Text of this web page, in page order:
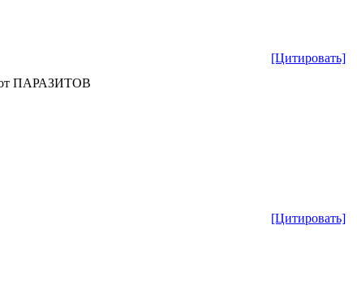
[Цитировать]
от ПАРАЗИТОВ
[Цитировать]